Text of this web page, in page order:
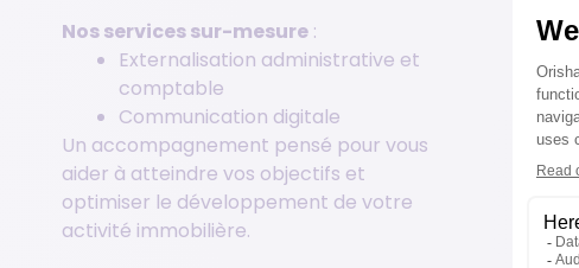
Nos services sur-mesure :
Externalisation administrative et
comptable
Communication digitale
Un accompagnement pensé pour vous
aider à atteindre vos objectifs et
optimiser le développement de votre
activité immobilière.